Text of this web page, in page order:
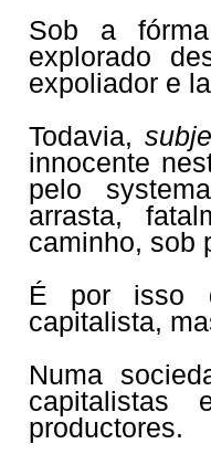
Sob a
explorado
expoliador e
Todavia,
innocente
pelo
arrasta,
caminho, sob
É por isso
capitalista,
Numa
capitalistas
productores.